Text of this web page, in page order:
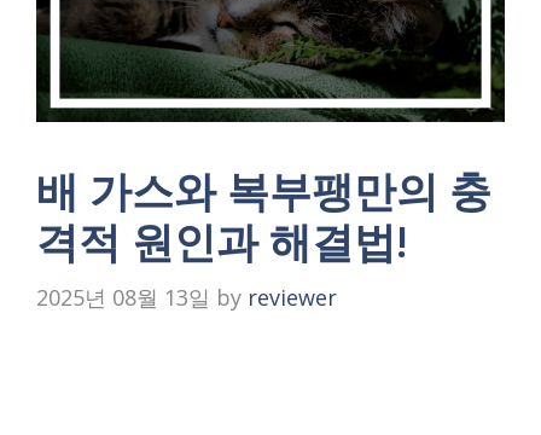
배 가스와 복부팽만의 충
격적 원인과 해결법!
2025년 08월 13일 by reviewer